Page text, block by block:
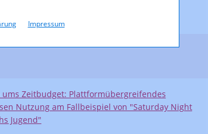
Impressum
ums Zeitbudget: Plattformübergreifendes
Nutzung am Fallbeispiel von "Saturday Night
Jugend"